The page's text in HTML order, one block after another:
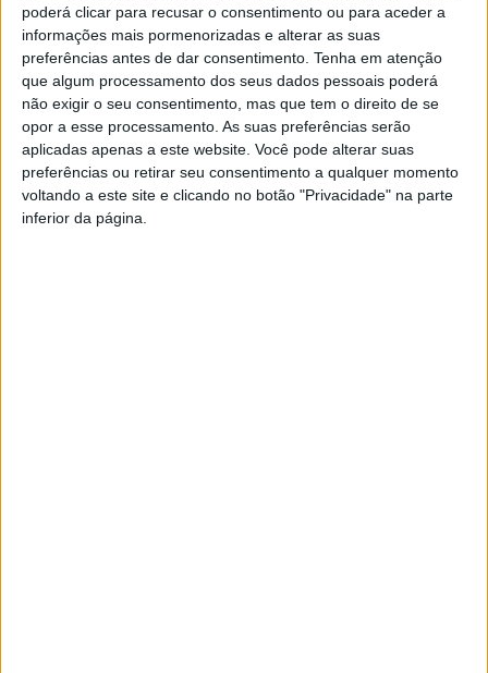
poderá clicar para recusar o consentimento ou para aceder a
informações mais pormenorizadas e alterar as suas
preferências antes de dar consentimento. Tenha em atenção
que algum processamento dos seus dados pessoais poderá
não exigir o seu consentimento, mas que tem o direito de se
opor a esse processamento. As suas preferências serão
aplicadas apenas a este website. Você pode alterar suas
preferências ou retirar seu consentimento a qualquer momento
voltando a este site e clicando no botão "Privacidade" na parte
inferior da página.
18 de Outubro de 2022, 10:11